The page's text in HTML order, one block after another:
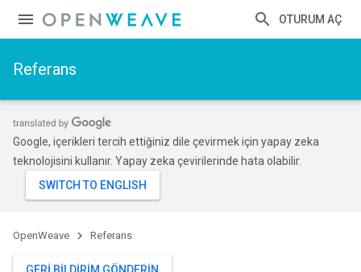
OTURUM AÇ
Referans
Google, içerikleri tercih ettiğiniz dile çevirmek için yapay zeka
teknolojisini kullanır. Yapay zeka çevirilerinde hata olabilir.
OpenWeave Referans